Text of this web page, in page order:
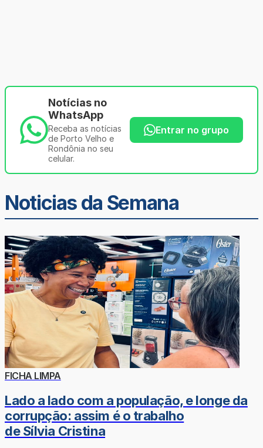
Notícias no
WhatsApp
Receba as notícias
de Porto Velho e
Rondônia no seu
celular.
Entrar no grupo
Noticias da Semana
FICHA LIMPA
Lado a lado com a população, e longe da
corrupção: assim é o trabalho
de Sílvia Cristina